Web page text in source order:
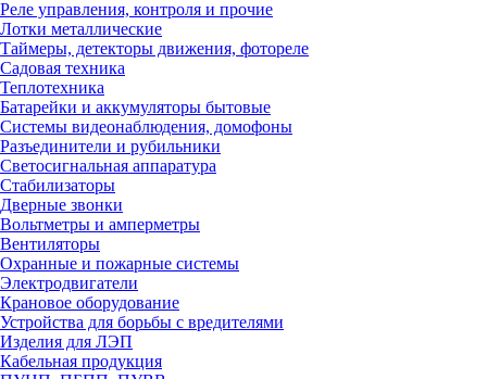
Реле управления, контроля и прочие
Лотки металлические
Таймеры, детекторы движения, фотореле
Садовая техника
Теплотехника
Батарейки и аккумуляторы бытовые
Системы видеонаблюдения, домофоны
Разъединители и рубильники
Светосигнальная аппаратура
Стабилизаторы
Дверные звонки
Вольтметры и амперметры
Вентиляторы
Охранные и пожарные системы
Электродвигатели
Крановое оборудование
Устройства для борьбы с вредителями
Изделия для ЛЭП
Кабельная продукция